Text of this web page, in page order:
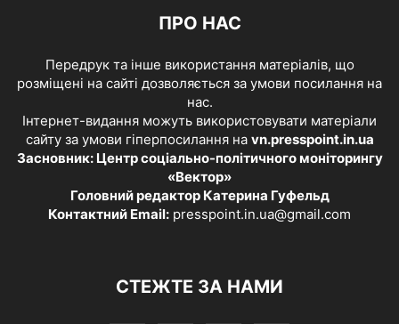
ПРО НАС
Передрук та інше використання матеріалів, що
розміщені на сайті дозволяється за умови посилання на
нас.
Інтернет-видання можуть використовувати матеріали
сайту за умови гіперпосилання на vn.presspoint.in.ua
Засновник: Центр соціально-політичного моніторингу
«Вектор»
Головний редактор Катерина Гуфельд
Контактний Email: presspoint.in.ua@gmail.com
СТЕЖТЕ ЗА НАМИ